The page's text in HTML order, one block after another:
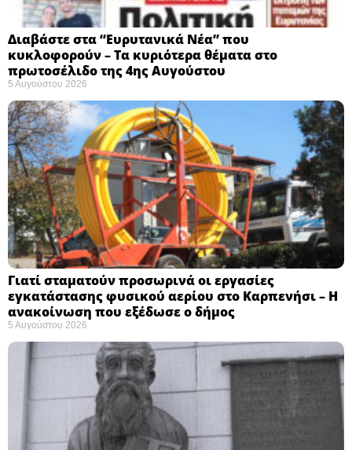
Διαβάστε στα “Ευρυτανικά Νέα” που
κυκλοφορούν – Τα κυριότερα θέματα στο
πρωτοσέλιδο της 4ης Αυγούστου
5 Αυγούστου 2026
Γιατί σταματούν προσωρινά οι εργασίες
εγκατάστασης φυσικού αερίου στο Καρπενήσι – Η
ανακοίνωση που εξέδωσε ο δήμος
5 Αυγούστου 2026